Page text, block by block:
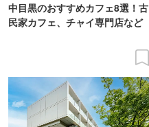
中目黒のおすすめカフェ8選！古
民家カフェ、チャイ専門店など